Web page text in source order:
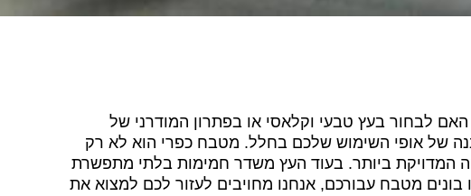
לבחור בעץ טבעי וקלאסי או בפתרון המודרני של
של אופי השימוש שלכם בחלל. מטבח כפרי הוא לא רק
המדויקת ביותר. בעוד העץ משדר חמימות בלתי מתפשרת
מטבח עבורכם, אנחנו מחויבים לעזור לכם למצוא את